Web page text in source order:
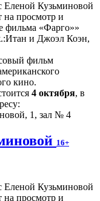
Еленой Кузьминовой
на просмотр и
фильма «Фарго»»
и Джоэл Коэн,
фильм
кино.
4 октября, в
1, зал № 4
16+
Еленой Кузьминовой
на просмотр и